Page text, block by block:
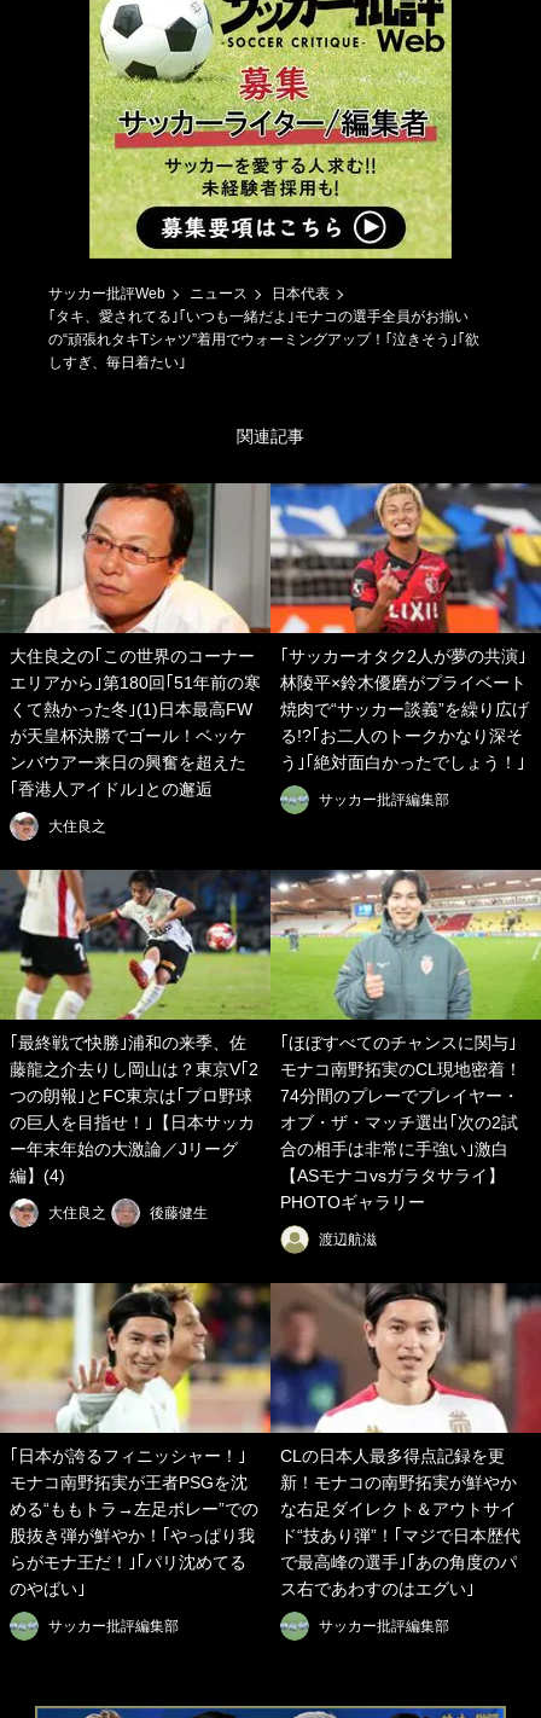
サッカー批評Web ニュース
日本代表
｢タキ、愛されてる｣｢いつも一緒だよ｣モナコの選手全員がお揃い
の“頑張れタキTシャツ”着用でウォーミングアップ！｢泣きそう｣｢欲
しすぎ、毎日着たい｣
関連記事
大住良之の｢この世界のコーナー
エリアから｣第180回｢51年前の寒
くて熱かった冬｣(1)日本最高FW
が天皇杯決勝でゴール！ベッケ
ンバウアー来日の興奮を超えた
｢香港人アイドル｣との邂逅
大住良之
｢サッカーオタク2人が夢の共演｣
林陵平×鈴木優磨がプライベート
焼肉で“サッカー談義”を繰り広げ
る!?｢お二人のトークかなり深そ
う｣｢絶対面白かったでしょう！｣
サッカー批評編集部
｢最終戦で快勝｣浦和の来季、佐
藤龍之介去りし岡山は？東京V｢2
つの朗報｣とFC東京は｢プロ野球
の巨人を目指せ！｣【日本サッカ
ー年末年始の大激論／Jリーグ
編】(4)
大住良之 後藤健生
｢ほぼすべてのチャンスに関与｣
モナコ南野拓実のCL現地密着！
74分間のプレーでプレイヤー・
オブ・ザ・マッチ選出｢次の2試
合の相手は非常に手強い｣激白
【ASモナコvsガラタサライ】
PHOTOギャラリー
渡辺航滋
｢日本が誇るフィニッシャー！｣
モナコ南野拓実が王者PSGを沈
める“ももトラ→左足ボレー”での
股抜き弾が鮮やか！｢やっぱり我
らがモナ王だ！｣｢パリ沈めてる
のやばい｣
サッカー批評編集部
CLの日本人最多得点記録を更
新！モナコの南野拓実が鮮やか
な右足ダイレクト＆アウトサイ
ド“技あり弾”！｢マジで日本歴代
で最高峰の選手｣｢あの角度のパ
ス右であわすのはエグい｣
サッカー批評編集部